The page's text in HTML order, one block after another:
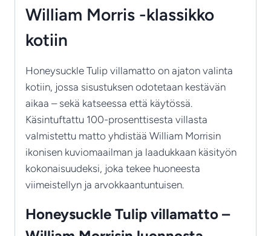
määrä
William Morris -klassikko
kotiin
Honeysuckle Tulip villamatto on ajaton valinta
kotiin, jossa sisustuksen odotetaan kestävän
aikaa – sekä katseessa että käytössä.
Käsintuftattu 100-prosenttisesta villasta
valmistettu matto yhdistää William Morrisin
ikonisen kuviomaailman ja laadukkaan käsityön
kokonaisuudeksi, joka tekee huoneesta
viimeistellyn ja arvokkaantuntuisen.
Honeysuckle Tulip villamatto –